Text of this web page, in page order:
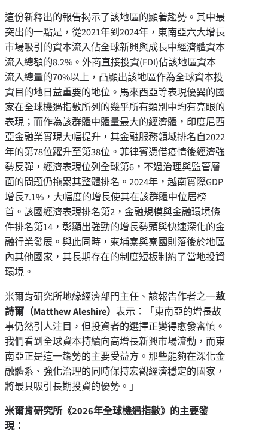
這份新釋出的報告揭示了該地區的顯著趨勢。其中最
突出的一點是，從2021年到2024年，東南亞六大增長
市場吸引的資本流入佔全球新興與成長中經濟體資本
流入總額的8.2%。外商直接投資(FDI)佔該地區資本
流入總量的70%以上，凸顯出該地區作為全球資本投
資目的地日益重要的地位。馬來西亞等表現優異的國
家在全球機遇指數所列的幾乎所有類別中均有亮眼的
表現；而作為該群體中體量最大的經濟體，印度尼西
亞金融業實現大幅提升，其金融服務領域排名自2022
年的第78位躍升至第38位。菲律賓憑借疫情後經濟強
勢反彈，經濟表現位列全球第6，不過治理與監管層
面的問題仍拖累其整體排名。2024年，越南實際GDP
增長7.1%，大幅度的增長使其在該群體中位居榜
首。該國經濟表現排名第2，金融規模與金融環境條
件排名第14，彰顯出強勁的增長勢頭與快速深化的金
融行業發展。與此同時，柬埔寨與寮國則落後於地區
內其他國家，其長期存在的制度短板制約了當地投資
環境。
米爾肯研究所地緣經濟部門主任、該報告作者之一敖
詩爾（Matthew Aleshire） 表示：「東南亞的增長故
事仍然引人注目，但投資者的選擇正變得愈發審慎。
我們看到全球資本持續向高增長新興市場流動，而東
南亞正是這一趨勢的主要受益方。那些能夠在深化金
融體系、強化治理的同時保持宏觀經濟穩定的國家，
將最具吸引長期投資的優勢。」
米爾肯研究所《2026年全球機遇指數》的主要發
現：